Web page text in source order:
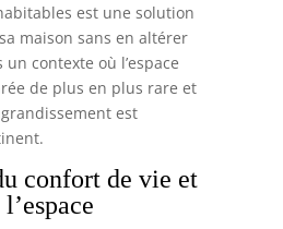
est une solution
maison sans en altérer
un contexte où l’espace
de plus en plus rare et
est
confort de vie et